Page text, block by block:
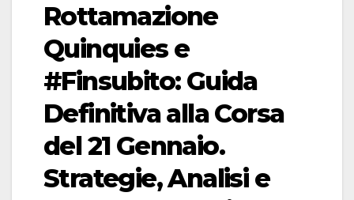
Rottamazione
Quinquies e
#Finsubito: Guida
Definitiva alla Corsa
del 21 Gennaio.
Strategie, Analisi e